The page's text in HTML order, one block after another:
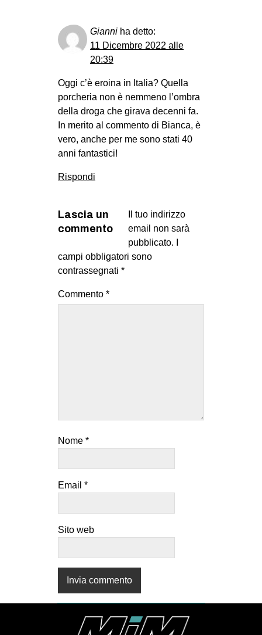
Gianni ha detto:
11 Dicembre 2022 alle
20:39
Oggi c’è eroina in Italia? Quella
porcheria non è nemmeno l’ombra
della droga che girava decenni fa.
In merito al commento di Bianca, è
vero, anche per me sono stati 40
anni fantastici!
Rispondi
Lascia un
commento
Il tuo indirizzo
email non sarà
pubblicato.
campi obbligatori sono
contrassegnati *
Commento *
Nome *
Email *
Sito web